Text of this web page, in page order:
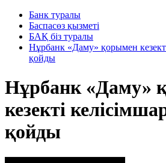
Банк туралы
Баспасөз қызметі
БАҚ біз туралы
Нұрбанк «Даму» қорымен
қойды
Нұрбанк «Даму»
кезекті
қойды